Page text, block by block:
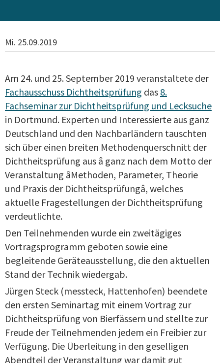
Mi. 25.09.2019
Am 24. und 25. September 2019 veranstaltete der
Fachausschuss Dichtheitsprüfung das 8.
Fachseminar zur Dichtheitsprüfung und Lecksuche
in Dortmund. Experten und Interessierte aus ganz
Deutschland und den Nachbarländern tauschten
sich über einen breiten Methodenquerschnitt der
Dichtheitsprüfung aus â ganz nach dem Motto der
Veranstaltung âMethoden, Parameter, Theorie
und Praxis der Dichtheitsprüfungâ, welches
aktuelle Fragestellungen der Dichtheitsprüfung
verdeutlichte.
Den Teilnehmenden wurde ein zweitägiges
Vortragsprogramm geboten sowie eine
begleitende Geräteausstellung, die den aktuellen
Stand der Technik wiedergab.
Jürgen Steck (messteck, Hattenhofen) beendete
den ersten Seminartag mit einem Vortrag zur
Dichtheitsprüfung von Bierfässern und stellte zur
Freude der Teilnehmenden jedem ein Freibier zur
Verfügung. Die Überleitung in den geselligen
Abendteil der Veranstaltung war damit gut